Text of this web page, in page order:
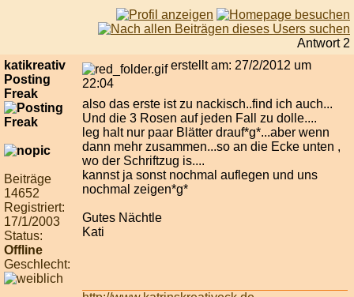
Antwort 2
katikreativ
Posting
Freak
Beiträge
14652
Registriert:
17/1/2003
Status:
Offline
Geschlecht:
erstellt am: 27/2/2012 um
22:04
also das erste ist zu nackisch..find ich auch...
Und die 3 Rosen auf jeden Fall zu dolle....
leg halt nur paar Blätter drauf*g*...aber wenn
dann mehr zusammen...so an die Ecke unten ,
wo der Schriftzug is....
kannst ja sonst nochmal auflegen und uns
nochmal zeigen*g*
Gutes Nächtle
Kati